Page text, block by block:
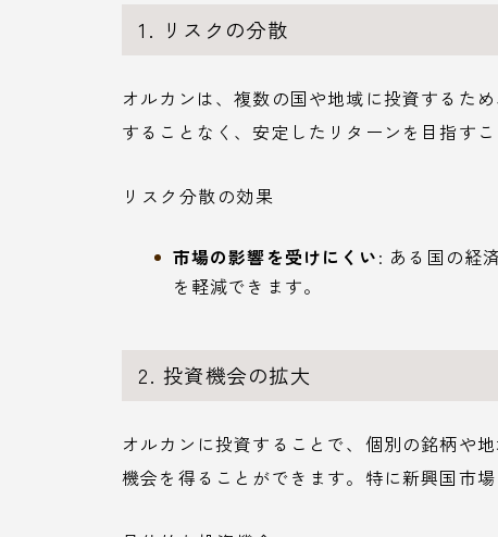
1. リスクの分散
オルカンは、複数の国や地域に投資するた
することなく、安定したリターンを目指すこ
リスク分散の効果
市場の影響を受けにくい: ある国の経
を軽減できます。
2. 投資機会の拡大
オルカンに投資することで、個別の銘柄や
機会を得ることができます。特に新興国市